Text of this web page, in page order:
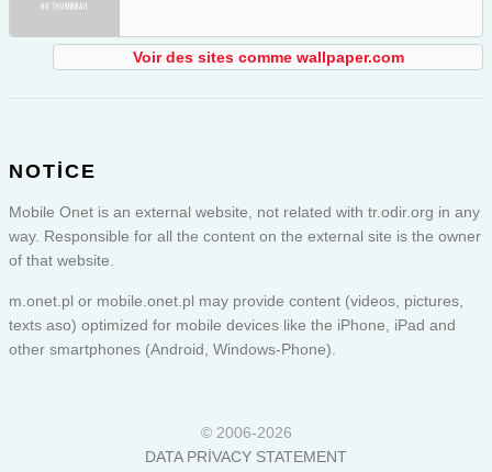
Voir des sites comme wallpaper.com
NOTICE
Mobile Onet is an external website, not related with tr.odir.org in any
way. Responsible for all the content on the external site is the owner
of that website.
m.onet.pl or mobile.onet.pl may provide content (videos, pictures,
texts aso) optimized for mobile devices like the iPhone, iPad and
other smartphones (Android, Windows-Phone).
© 2006-2026
DATA PRIVACY STATEMENT